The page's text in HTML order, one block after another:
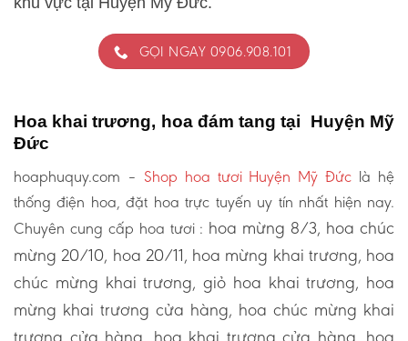
GỌI NGAY 0906.908.101
Hoa khai trương, hoa đám tang tại Huyện Mỹ
Đức
hoaphuquy.com – Shop hoa tươi Huyện Mỹ Đức là hệ
thống điện hoa, đặt hoa trực tuyến uy tín nhất hiện nay.
Chuyên cung cấp hoa tươi : hoa mừng 8/3, hoa chúc
mừng 20/10, hoa 20/11, hoa mừng khai trương, hoa
chúc mừng khai trương, giỏ hoa khai trương, hoa
mừng khai trương cửa hàng, hoa chúc mừng khai
trương cửa hàng, hoa khai trương cửa hàng, hoa